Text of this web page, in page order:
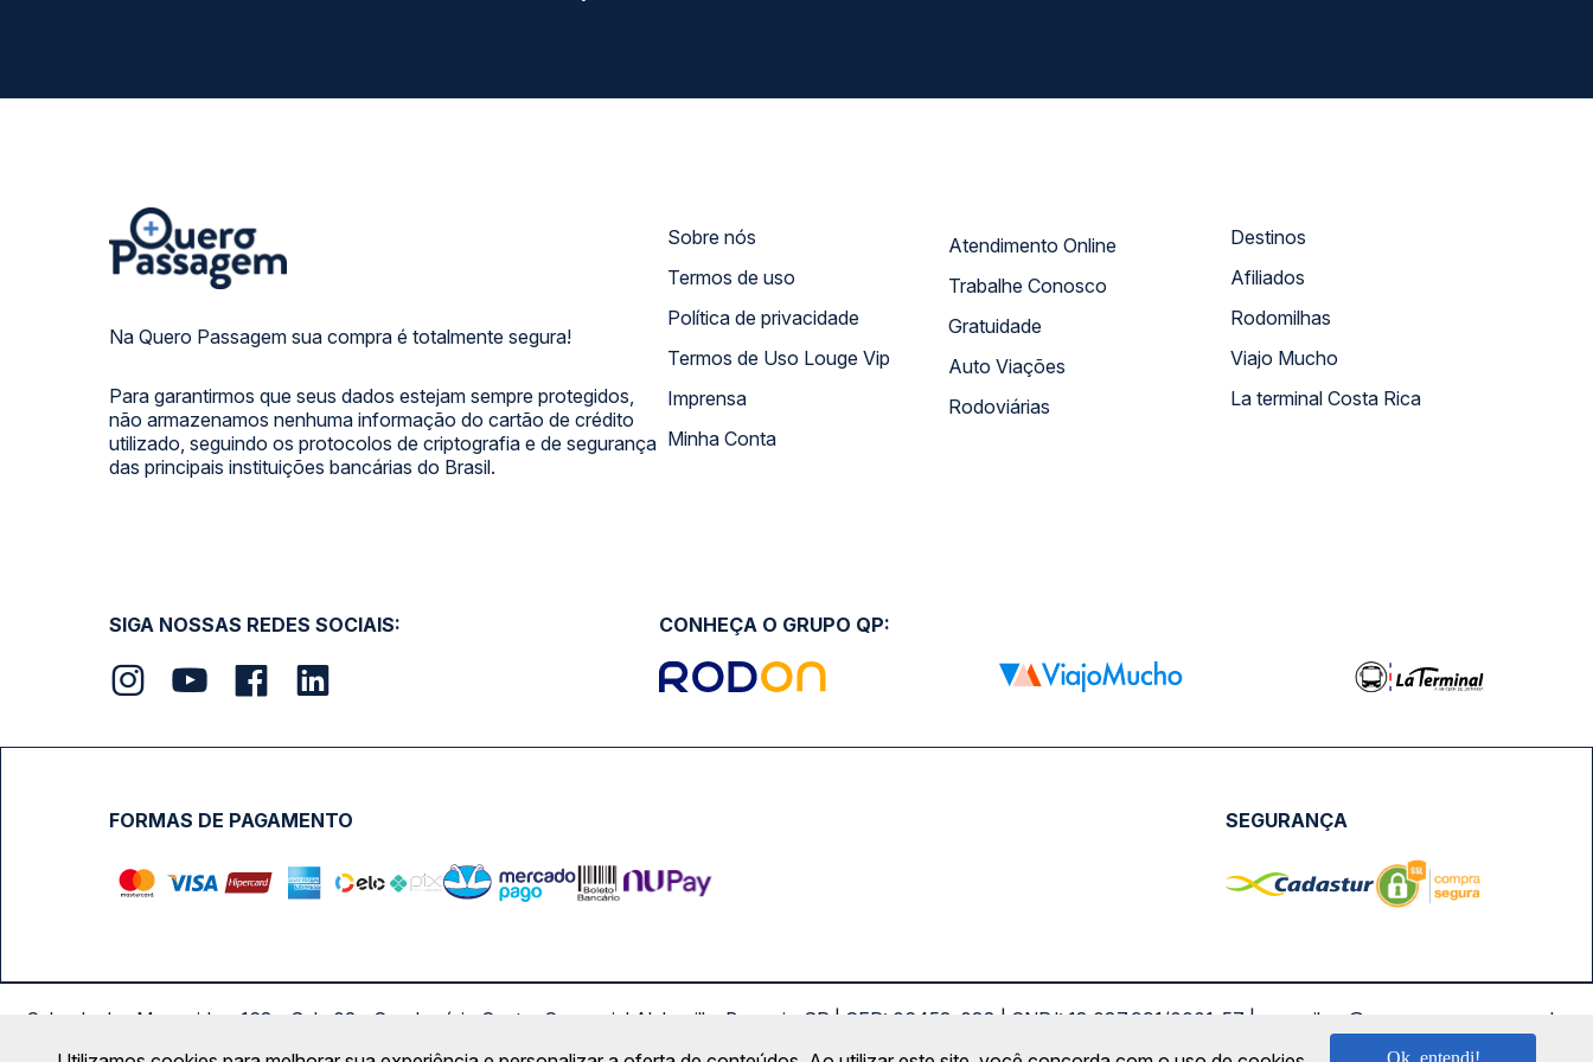
Na Quero Passagem sua compra é totalmente segura!
Para garantirmos que seus dados estejam sempre protegidos,
não armazenamos nenhuma informação do cartão de crédito
utilizado, seguindo os protocolos de criptografia e de segurança
das principais instituições bancárias do Brasil.
Sobre nós
Termos de uso
Política de privacidade
Termos de Uso Louge Vip
Imprensa
Minha Conta
Atendimento Online
Trabalhe Conosco
Gratuidade
Auto Viações
Rodoviárias
Destinos
Afiliados
Rodomilhas
Viajo Mucho
La terminal Costa Rica
SIGA NOSSAS REDES SOCIAIS: CONHEÇA O GRUPO QP:
FORMAS DE PAGAMENTO SEGURANÇA
Calçada das Margaridas, 163 - Sala 02 - Condomínio Centro Comercial Alphaville, Barueri - SP | CEP: 06453-038 | CNPJ: 18.087.991/0001-57 | saconibus@queropassagem.com.br
Copyright 2026 © QueroPassagem.com.br